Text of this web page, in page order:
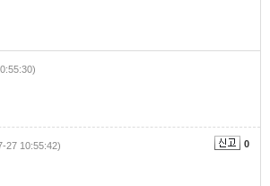
27 10:55:42) 0